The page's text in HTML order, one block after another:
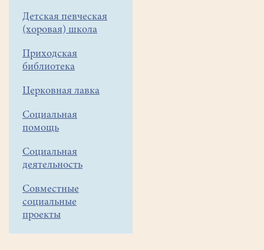
Детская певческая
(хоровая) школа
Приходская
библиотека
Церковная лавка
Социальная
помощь
Социальная
деятельность
Совместные
социальные
проекты